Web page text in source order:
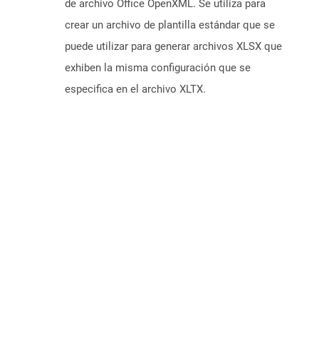
de archivo Office OpenXML. Se utiliza para
crear un archivo de plantilla estándar que se
puede utilizar para generar archivos XLSX que
exhiben la misma configuración que se
especifica en el archivo XLTX.